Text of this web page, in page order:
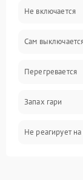
Не включается
Сам
Перегревается
Запах гари
Не реагирует